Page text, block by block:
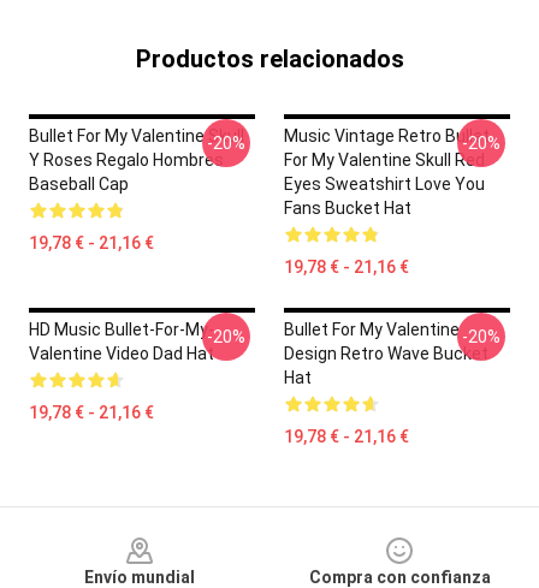
Productos relacionados
Bullet For My Valentine Skull
Y Roses Regalo Hombres
Baseball Cap
19,78 € - 21,16 €
-20%
Music Vintage Retro Bullet
For My Valentine Skull Red
Eyes Sweatshirt Love You
Fans Bucket Hat
19,78 € - 21,16 €
-20%
HD Music Bullet-For-My-
Valentine Video Dad Hat
19,78 € - 21,16 €
-20%
Bullet For My Valentine
Design Retro Wave Bucket
Hat
19,78 € - 21,16 €
-20%
Envío mundial
Compra con confianza